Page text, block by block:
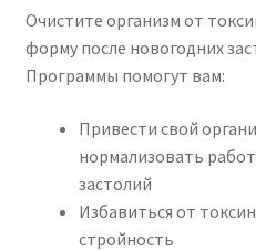
Очистите организм от
форму после новогодних
Программы помогут вам:
Привести свой
нормализовать
застолий
Избавиться от
стройность